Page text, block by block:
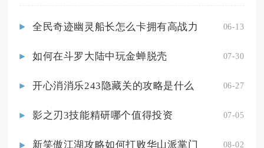
全民奇迹幽灵船长怎么卡拥有高战力 06-13
如何在斗罗大陆中玩金蝉脱壳 07-30
开心消消乐243隐藏关的攻略是什么 06-27
影之刃3技能精研哪个值得投资 07-05
新笑傲江湖攻略如何打败华山派掌门 08-02